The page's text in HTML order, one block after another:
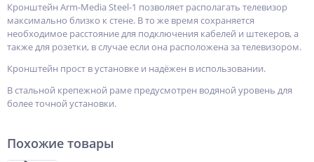
Кронштейн Arm-Media Steel-1 позволяет располагать телевизор
максимально близко к стене. В то же время сохраняется
необходимое расстояние для подключения кабелей и штекеров, а
также для розетки, в случае если она расположена за телевизором.
Кронштейн прост в установке и надёжен в использовании.
В стальной крепежной раме предусмотрен водяной уровень для
более точной установки.
Похожие товары